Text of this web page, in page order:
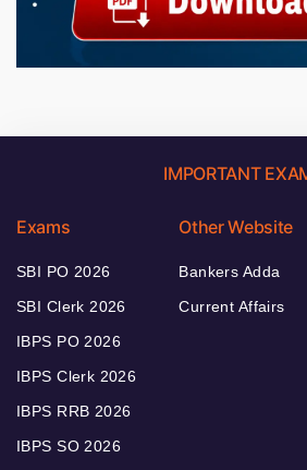
IMPORTANT
Exams
SBI PO 2026
SBI Clerk 2026
IBPS PO 2026
IBPS Clerk 2026
IBPS RRB 2026
IBPS SO 2026
Other Website
Bankers Adda
Current Affairs